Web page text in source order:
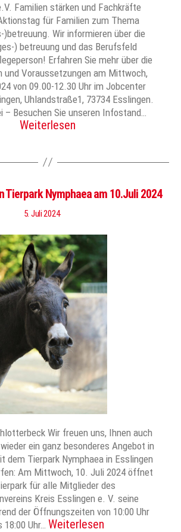
Familien stärken und Fachkräfte
für Familien zum Thema
)betreuung. Wir informieren über die
) betreuung und das Berufsfeld
Erfahren Sie mehr über die
und Voraussetzungen am Mittwoch,
von 09.00-12.30 Uhr im Jobcenter
Uhlandstraße1, 73734 Esslingen.
– Besuchen Sie unseren Infostand…
Weiterlesen
Tierpark Nymphaea am 10.Juli 2024
5. Juli 2024
Wir freuen uns, Ihnen auch
ein ganz besonderes Angebot in
dem Tierpark Nymphaea in Esslingen
Am Mittwoch, 10. Juli 2024 öffnet
für alle Mitglieder des
Kreis Esslingen e. V. seine
der Öffnungszeiten von 10:00 Uhr
18:00 Uhr… Weiterlesen